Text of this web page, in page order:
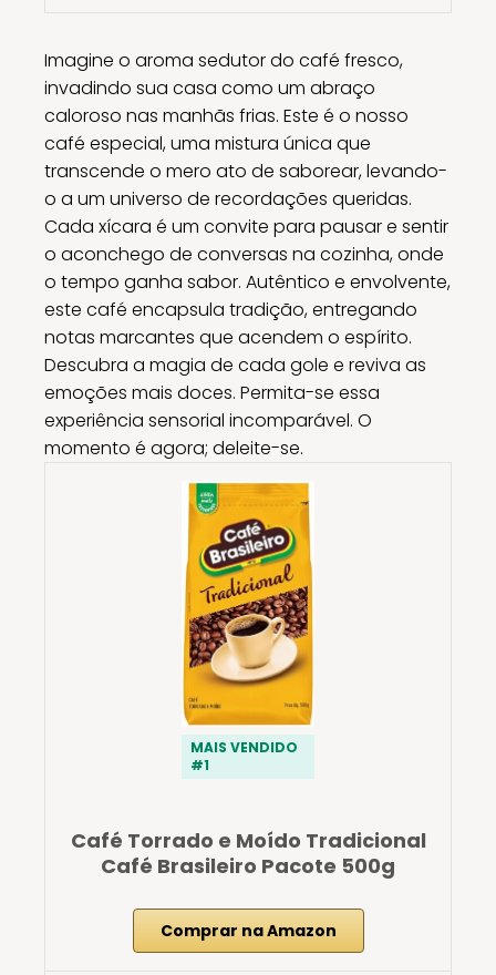
Imagine o aroma sedutor do café fresco,
invadindo sua casa como um abraço
caloroso nas manhãs frias. Este é o nosso
café especial, uma mistura única que
transcende o mero ato de saborear, levando-
o a um universo de recordações queridas.
Cada xícara é um convite para pausar e sentir
o aconchego de conversas na cozinha, onde
o tempo ganha sabor. Autêntico e envolvente,
este café encapsula tradição, entregando
notas marcantes que acendem o espírito.
Descubra a magia de cada gole e reviva as
emoções mais doces. Permita-se essa
experiência sensorial incomparável. O
momento é agora; deleite-se.
MAIS VENDIDO
#1
Café Torrado e Moído Tradicional
Café Brasileiro Pacote 500g
Comprar na Amazon